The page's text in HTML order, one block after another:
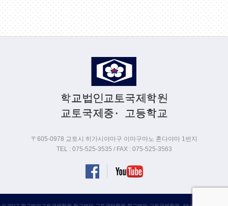
〒605-0978 교토시 히가시야마구 이마구마노 혼다야마 1번지
TEL : 075-525-3535 / FAX : 075-525-3563